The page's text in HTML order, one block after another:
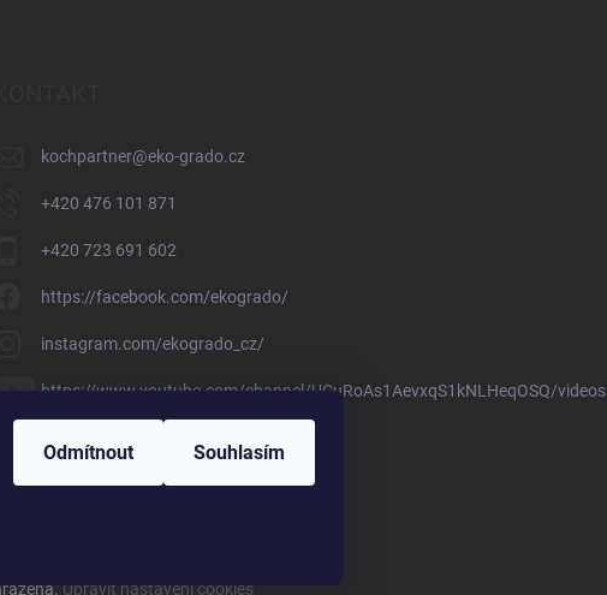
Odmítnout Souhlasím
kochpartner@eko-grado.cz
+420 476 101 871
+420 723 691 602
https://facebook.com/ekogrado/
instagram.com/ekogrado_cz/
https://www.youtube.com/channel/UCuRoAs1AevxqS1kNLHeqOSQ/videos
Upravit nastavení cookies